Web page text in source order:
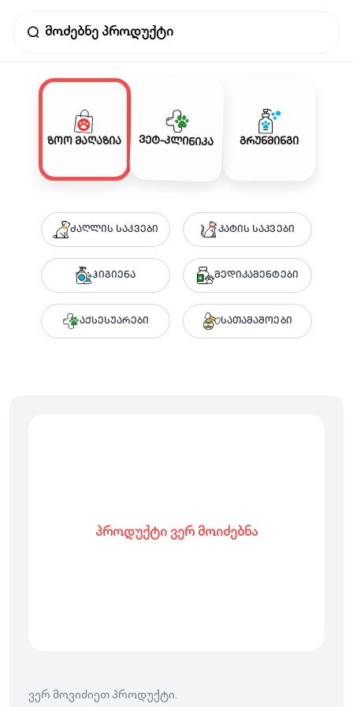
ზოო მაღაზია ვეტ-კლინიკა გრუნმინგი
ძაღლის საკვები კატის საკვები
ჰიგიენა მედიკამენტები
აქსესუარები სათამაშოები
პროდუქტი ვერ მოიძებნა
ვერ მოვიძიეთ პროდუქტი.